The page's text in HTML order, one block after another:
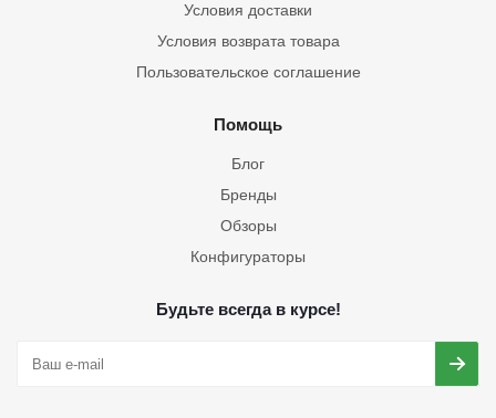
Условия доставки
Условия возврата товара
Пользовательское соглашение
Помощь
Блог
Бренды
Обзоры
Конфигураторы
Будьте всегда в курсе!